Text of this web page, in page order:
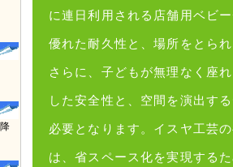
に連日利用される店舗用ベビ
優れた耐久性と、場所をとら
さらに、子どもが無理なく座
した安全性と、空間を演出す
必要となります。イスヤ工芸
は、省スペース化を実現する